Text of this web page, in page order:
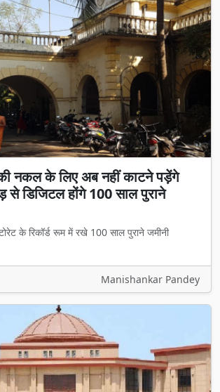
नकल के लिए अब नहीं काटने पड़ेंगे
डिजिटल होंगे 100 साल पुराने
के रिकॉर्ड रूम में रखे 100 साल पुराने जमीनी
Manishankar Pandey